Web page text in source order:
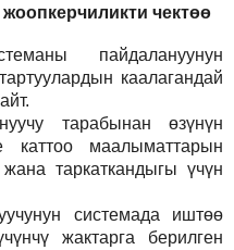
чектөө
пайдалануунун
каалагандай
тарабынан өзүнүн
каттоо маалыматтарын
таркаткандыгы үчүн
системада иштөө
жактарга берилген